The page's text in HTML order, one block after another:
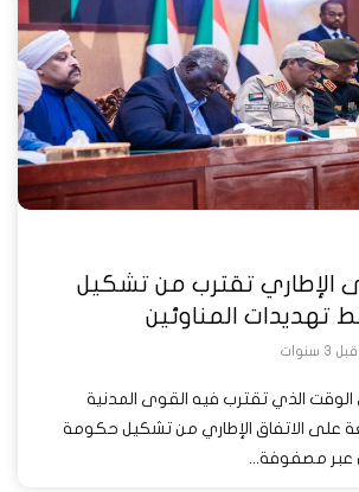
الإطاري تقترب من تشكيل
تهديدات المناوئين
قبل 3 سنوات
2023 في الوقت الذي تقترب فيه القوى المدنية
على الاتفاق الإطاري من تشكيل حكومة
عبر مصفوفة...